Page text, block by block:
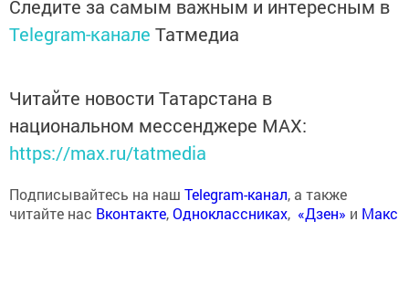
Следите за самым важным и интересным в
Telegram-канале Татмедиа
Читайте новости Татарстана в
национальном мессенджере MАХ:
https://max.ru/tatmedia
Подписывайтесь на наш Telegram-канал, а также
читайте нас Вконтакте,Одноклассниках, «Дзен» и Макс